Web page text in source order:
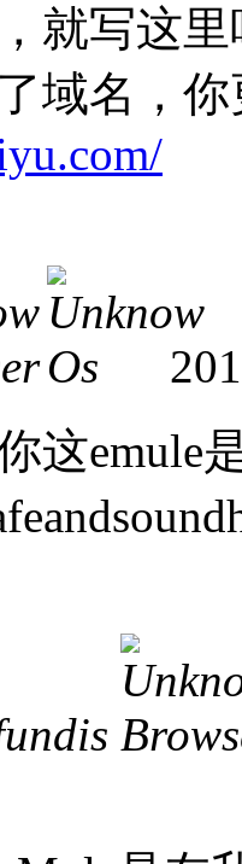
就写这里
域名，
这emule